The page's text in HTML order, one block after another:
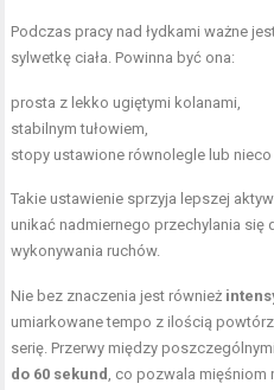
Podczas pracy nad łydkami ważne
sylwetkę ciała. Powinna być ona:
prosta z lekko ugiętymi kolanami,
stabilnym tułowiem,
stopy ustawione równolegle lub
Takie ustawienie sprzyja lepszej
unikać nadmiernego przechylania
wykonywania ruchów.
Nie bez znaczenia jest również
umiarkowane tempo z ilością
serię. Przerwy między
do 60 sekund , co pozwala mięśniom